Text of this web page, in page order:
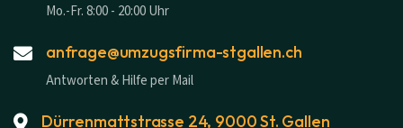
Mo.-Fr. 8:00 - 20:00 Uhr
anfrage@umzugsfirma-stgallen.ch
Antworten & Hilfe per Mail
Dürrenmattstrasse 24, 9000 St. Gallen